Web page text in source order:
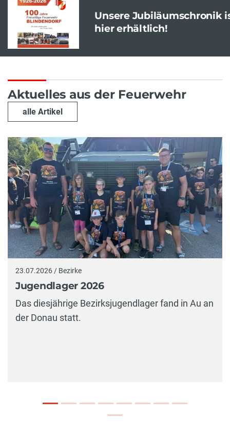
Unsere Jubiläumschronik
hier erhältlich!
Aktuelles aus der Feuerwehr
alle Artikel
23.07.2026 / Bezirke
Jugendlager 2026
Das diesjährige Bezirksjugendlager fand in Au an
der Donau statt.